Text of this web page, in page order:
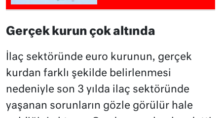
Gerçek kurun çok altında
İlaç sektöründe euro kurunun, gerçek
kurdan farklı şekilde belirlenmesi
nedeniyle son 3 yılda ilaç sektöründe
yaşanan sorunların gözle görülür hale